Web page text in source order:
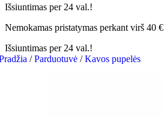
Išsiuntimas per 24 val.!
Nemokamas pristatymas perkant virš 40 €
Išsiuntimas per 24 val.!
/ Parduotuvė / Kavos pupelės